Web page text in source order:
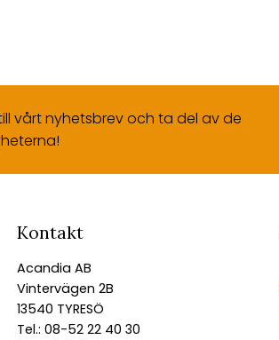
vårt nyhetsbrev och ta del av de
Kontakt
Acandia AB
Vintervägen 2B
13540 TYRESÖ
Tel.: 08-52 22 40 30